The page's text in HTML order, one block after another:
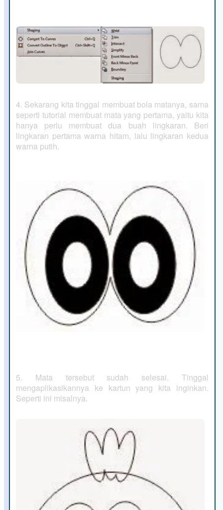
4. Sekarang kita tinggal membuat bola matanya, sama
seperti tutorial membuat mata yang pertama, yaitu kita
hanya perlu membuat dua buah lingkaran. Beri
lingkaran pertama warna hitam, lalu lingkaran kedua
warna putih.
5. Mata tersebut sudah selesai. Tinggal
mengaplikasikannya ke kartun yang kita inginkan.
Seperti ini misalnya.